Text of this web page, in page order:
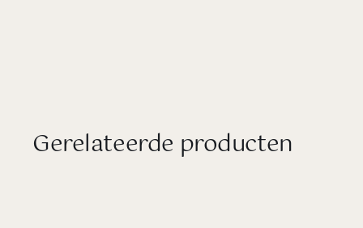
Gerelateerde producten